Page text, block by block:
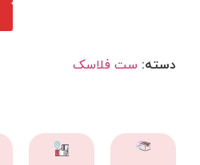
دسته: ست فلاسک